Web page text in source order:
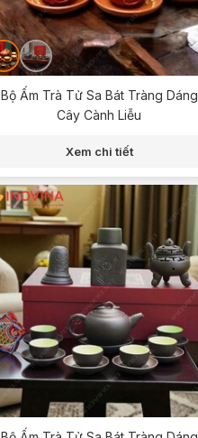
Bộ Ấm Trà Tử Sa Bát Tràng Dáng
Cây Cành Liễu
Xem chi tiết